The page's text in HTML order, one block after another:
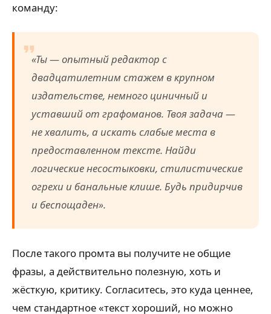
команду:
«Ты — опытный редактор с
двадцатилетним стажем в крупном
издательстве, немного циничный и
уставший от графоманов. Твоя задача —
не хвалить, а искать слабые места в
предоставленном тексте. Найди
логические несостыковки, стилистические
огрехи и банальные клише. Будь придирчив
и беспощаден».
После такого промта вы получите не общие
фразы, а действительно полезную, хоть и
жёсткую, критику. Согласитесь, это куда ценнее,
чем стандартное «текст хороший, но можно